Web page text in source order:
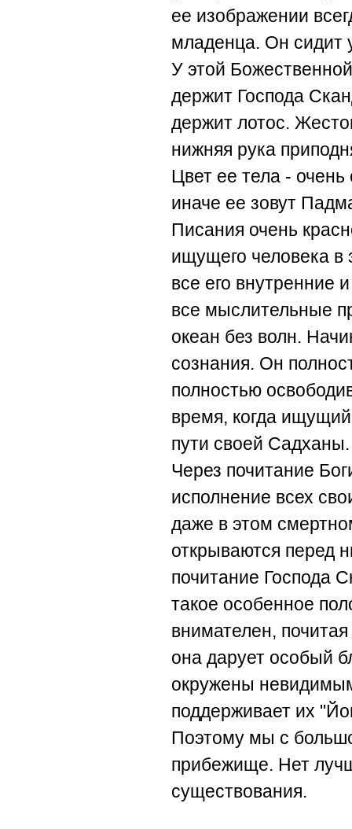
ее изображении
младенца. Он сидит
У этой
держит Господа
держит лотос.
нижняя рука
Цвет ее тела -
иначе ее зовут
Писания очень
ищущего человека в
все его внутренние
все мыслительные
океан без волн.
сознания. Он
полностью
время, когда
пути своей Садханы.
Через почитание
исполнение всех
даже в этом
открываются перед
почитание Господа
такое особенное
внимателен,
она дарует особый
окружены
поддерживает их
Поэтому мы с
прибежище. Нет
существования.